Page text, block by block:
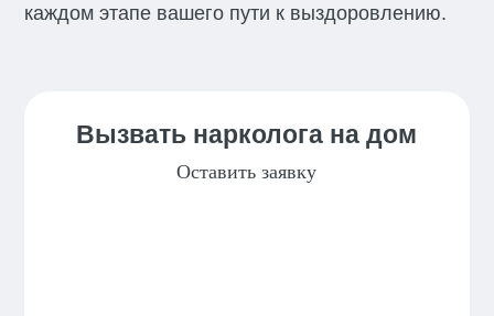
каждом этапе вашего пути к выздоровлению.
Вызвать нарколога на дом
Оставить заявку